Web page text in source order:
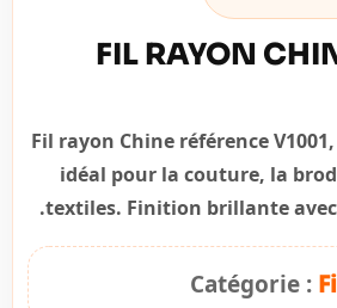
FIL RAYON
Fil rayon Chine référence
idéal pour la couture, la
textiles. Finition brillante
Catégorie :